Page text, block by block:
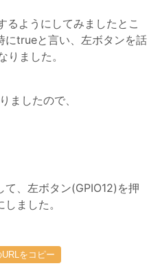
るようにしてみましたとこ
にtrueと言い、左ボタンを話
りました。
ましたので、
、左ボタン(GPIO12)を押
ました。
をコピー